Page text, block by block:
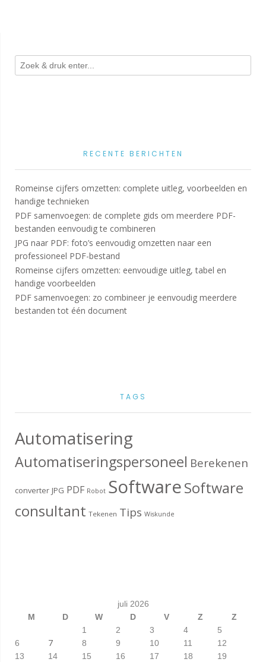
RECENTE BERICHTEN
Romeinse cijfers omzetten: complete uitleg, voorbeelden en
handige technieken
PDF samenvoegen: de complete gids om meerdere PDF-
bestanden eenvoudig te combineren
JPG naar PDF: foto’s eenvoudig omzetten naar een
professioneel PDF-bestand
Romeinse cijfers omzetten: eenvoudige uitleg, tabel en
handige voorbeelden
PDF samenvoegen: zo combineer je eenvoudig meerdere
bestanden tot één document
TAGS
Automatisering
Automatiseringspersoneel Berekenen
converter JPG PDF Robot SoftwareSoftware
consultant Tekenen Tips Wiskunde
juli 2026
M
D W D V Z
Z
1
2 3 4
5
6
7 8 9 10 11
12
13
14 15 16 17 18 19